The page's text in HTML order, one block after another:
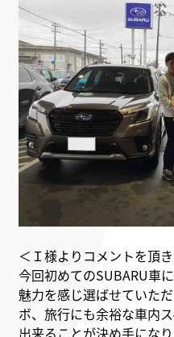
＜Ｉ様よりコメントを頂
今回初めてのSUBARU車
魅力を感じ選ばせていた
ボ、旅行にも余裕な車内